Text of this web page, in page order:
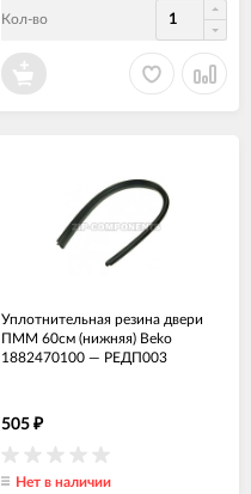
Кол-во
Уплотнительная резина двери
ПММ 60см (нижняя) Beko
1882470100 — РЕДП003
505 ₽
Нет в наличии